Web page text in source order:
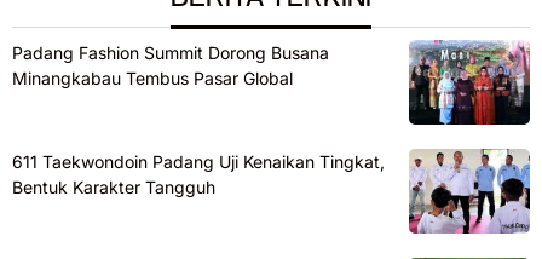
Padang Fashion Summit Dorong Busana
Minangkabau Tembus Pasar Global
611 Taekwondoin Padang Uji Kenaikan Tingkat,
Bentuk Karakter Tangguh